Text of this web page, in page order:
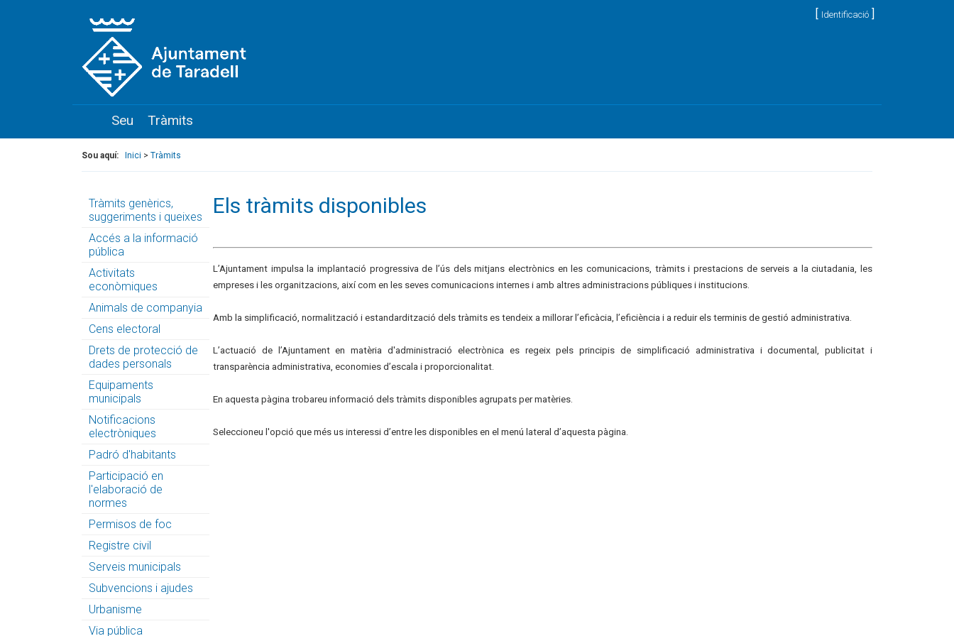
[ Identificació ]
Seu Tràmits
Sou aquí: Inici > Tràmits
Tràmits genèrics,
suggeriments i queixes
Accés a la informació
pública
Activitats
econòmiques
Animals de companyia
Cens electoral
Drets de protecció de
dades personals
Equipaments
municipals
Notificacions
electròniques
Padró d'habitants
Participació en
l'elaboració de
normes
Permisos de foc
Registre civil
Serveis municipals
Subvencions i ajudes
Urbanisme
Via pública
Els tràmits disponibles
L’Ajuntament impulsa la implantació progressiva de l’ús dels mitjans electrònics en les comunicacions, tràmits i prestacions de serveis a la ciutadania, les
empreses i les organitzacions, així com en les seves comunicacions internes i amb altres administracions públiques i institucions.
Amb la simplificació, normalització i estandardització dels tràmits es tendeix a millorar l’eficàcia, l’eficiència i a reduir els terminis de gestió administrativa.
L’actuació de l’Ajuntament en matèria d'administració electrònica es regeix pels principis de simplificació administrativa i documental, publicitat i
transparència administrativa, economies d’escala i proporcionalitat.
En aquesta pàgina trobareu informació dels tràmits disponibles agrupats per matèries.
Seleccioneu l'opció que més us interessi d’entre les disponibles en el menú lateral d’aquesta pàgina.